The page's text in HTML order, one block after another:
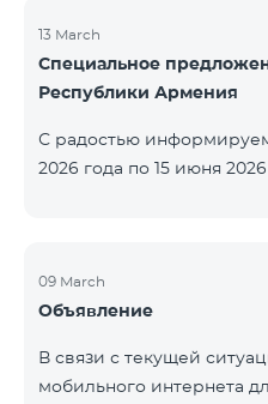
решением вещателя. По
получения
обращаться в компанию
13 March
Специальное
Республики Армения
С радостью
2026 года по 15 июня
Региональный будут
подключении на 12
пакет COMBO 4 9900
скидкой 25% сроком на
09 March
Объявление
В связи с текущей
мобильного интернета